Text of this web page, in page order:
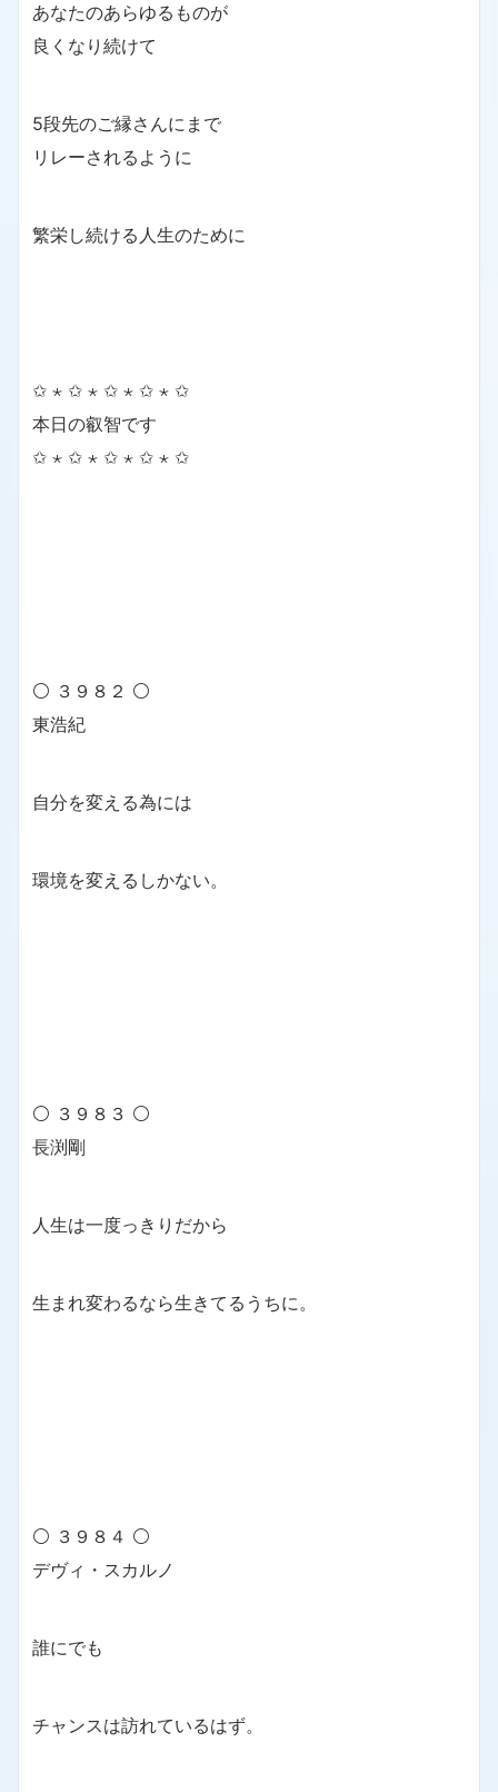
あなたのあらゆるものが
良くなり続けて
5段先のご縁さんにまで
リレーされるように
繁栄し続ける人生のために
✩ ⋆ ✩ ⋆ ✩ ⋆ ✩ ⋆ ✩
本日の叡智です
✩ ⋆ ✩ ⋆ ✩ ⋆ ✩ ⋆ ✩
⚪ ３９８２ ⚪
東浩紀
自分を変える為には
環境を変えるしかない。
⚪ ３９８３ ⚪
長渕剛
人生は一度っきりだから
生まれ変わるなら生きてるうちに。
⚪ ３９８４ ⚪
デヴィ・スカルノ
誰にでも
チャンスは訪れているはず。